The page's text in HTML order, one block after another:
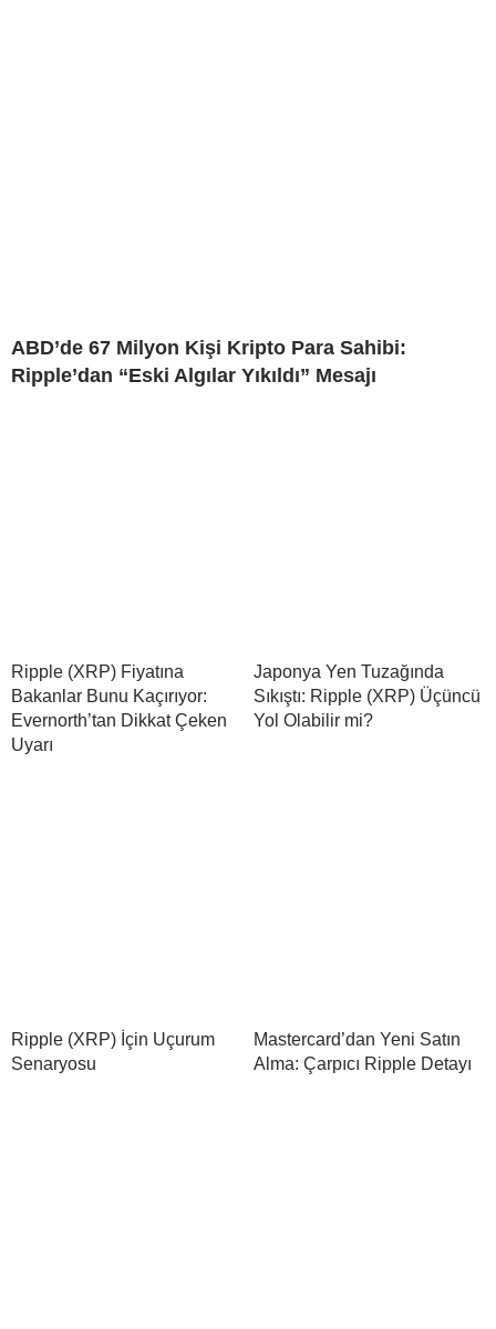
ABD’de 67 Milyon Kişi Kripto Para Sahibi:
Ripple’dan “Eski Algılar Yıkıldı” Mesajı
Ripple (XRP) Fiyatına
Bakanlar Bunu Kaçırıyor:
Evernorth’tan Dikkat Çeken
Uyarı
Japonya Yen Tuzağında
Sıkıştı: Ripple (XRP) Üçüncü
Yol Olabilir mi?
Ripple (XRP) İçin Uçurum
Senaryosu
Mastercard’dan Yeni Satın
Alma: Çarpıcı Ripple Detayı